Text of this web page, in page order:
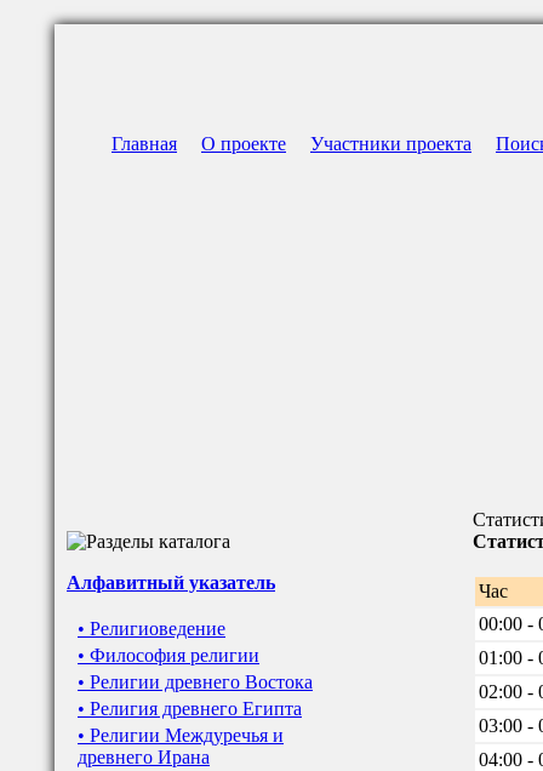
Главная О проекте Участники проекта
Алфавитный указатель
• Религиоведение
• Философия религии
• Религии древнего Востока
• Религия древнего Египта
• Религии Междуречья и
древнего Ирана
Час
00:00 -
01:00 -
02:00 -
03:00 -
04:00 -